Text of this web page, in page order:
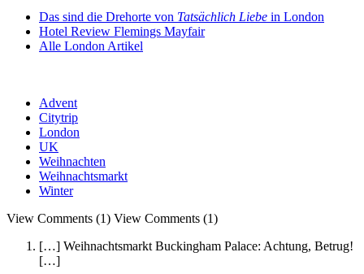
Das sind die Drehorte von Tatsächlich Liebe in London
Hotel Review Flemings Mayfair
Alle London Artikel
Advent
Citytrip
London
UK
Weihnachten
Weihnachtsmarkt
Winter
View Comments (1) View Comments (1)
[…] Weihnachtsmarkt Buckingham Palace: Achtung, Betrug!
[…]